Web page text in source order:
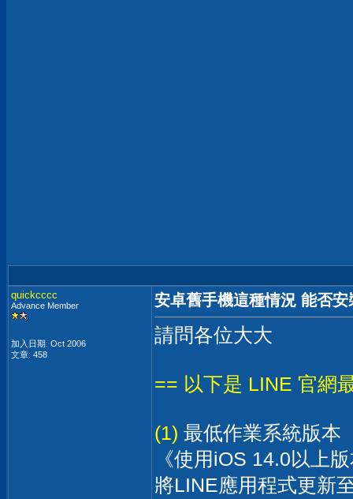
quickcccc
Advance Member
加入日期: Oct 2006
文章: 458
安卓舊手機這種情況 能否
請問各位大大
== 以下是 LINE 官網
(1) 最低作業系統版本
《使用iOS 14.0以上
將LINE應用程式更新